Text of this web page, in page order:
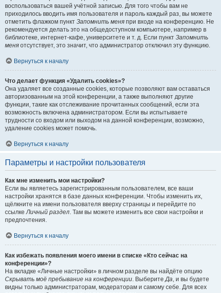
воспользоваться вашей учётной записью. Для того чтобы вам не
приходилось вводить имя пользователя и пароль каждый раз, вы можете
отметить флажком пункт Запомнить меня при входе на конференцию. Не
рекомендуется делать это на общедоступном компьютере, например в
библиотеке, интернет-кафе, университете и т. д. Если пункт Запомнить
меня отсутствует, это значит, что администратор отключил эту функцию.
Вернуться к началу
Что делает функция «Удалить cookies»?
Она удаляет все созданные cookies, которые позволяют вам оставаться
авторизованным на этой конференции, а также выполняют другие
функции, такие как отслеживание прочитанных сообщений, если эта
возможность включена администратором. Если вы испытываете
трудности со входом или выходом на данной конференции, возможно,
удаление cookies может помочь.
Вернуться к началу
Параметры и настройки пользователя
Как мне изменить мои настройки?
Если вы являетесь зарегистрированным пользователем, все ваши
настройки хранятся в базе данных конференции. Чтобы изменить их,
щёлкните на имени пользователя вверху страницы и перейдите по
ссылкеЛичный раздел. Там вы можете изменить все свои настройки и
предпочтения.
Вернуться к началу
Как избежать появления моего имени в списке «Кто сейчас на
конференции»?
На вкладке «Личные настройки» в личном разделе вы найдёте опцию
Скрывать моё пребывание на конференции. ВыберитеДа, и вы будете
видны только администраторам, модераторам и самому себе. Для всех